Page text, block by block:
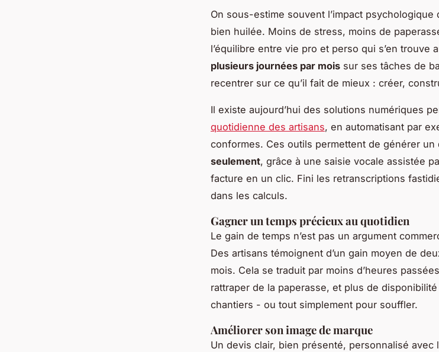
On sous-estime souvent l’impact psychologique
bien huilée. Moins de stress, moins de
l’équilibre entre vie pro et perso qui s’en trouve
plusieurs journées par mois sur ses tâches de
recentrer sur ce qu’il fait de mieux : créer,
Il existe aujourd’hui des solutions numériques
quotidienne des artisans, en automatisant par
conformes. Ces outils permettent de générer un
seulement, grâce à une saisie vocale assistée
facture en un clic. Fini les retranscriptions
dans les calculs.
Gagner un temps précieux au quotidien
Le gain de temps n’est pas un argument
Des artisans témoignent d’un gain moyen de
mois. Cela se traduit par moins d’heures
rattraper de la paperasse, et plus de
chantiers - ou tout simplement pour souffler.
Améliorer son image de marque
Un devis clair, bien présenté, personnalisé avec